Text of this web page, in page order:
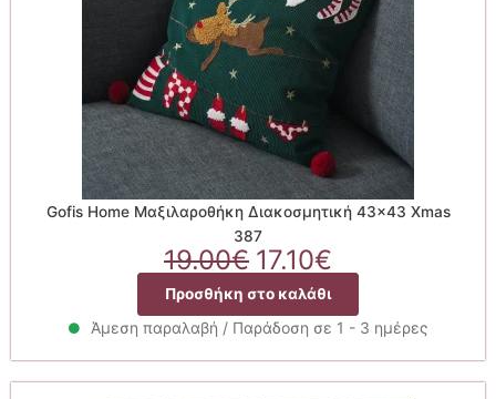
Gofis Home Μαξιλαροθήκη Διακοσμητική 43×43 Xmas
387
19.00€ Original
price
was:
19.00€.
17.10€
τρέχουσα
τιμή
είναι:
17.10€.
Προσθήκη στο καλάθι
Άμεση παραλαβή / Παράδοση σε 1 - 3 ημέρες